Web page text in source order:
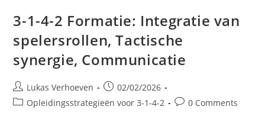
3-1-4-2 Formatie: Integratie van
spelersrollen, Tactische
synergie, Communicatie
Post
author:
Lukas Verhoeven
Post
published:
02/02/2026
PostOpleidingsstrategieën voor 3-1-4-2
Post0 Comments